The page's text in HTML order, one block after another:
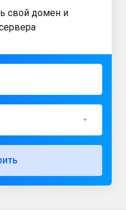
свой домен и